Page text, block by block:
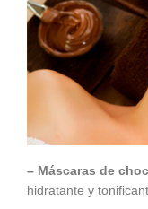
– Máscaras de
hidratante y